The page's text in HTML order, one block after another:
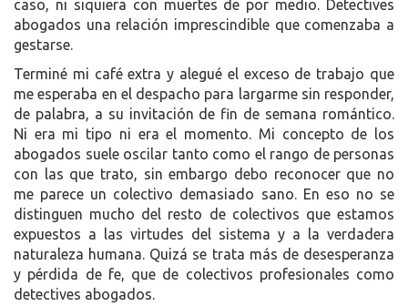
caso, ni siquiera con muertes de por medio. Detectives
abogados una relación imprescindible que comenzaba a
gestarse.
Terminé mi café extra y alegué el exceso de trabajo que
me esperaba en el despacho para largarme sin responder,
de palabra, a su invitación de fin de semana romántico.
Ni era mi tipo ni era el momento. Mi concepto de los
abogados suele oscilar tanto como el rango de personas
con las que trato, sin embargo debo reconocer que no
me parece un colectivo demasiado sano. En eso no se
distinguen mucho del resto de colectivos que estamos
expuestos a las virtudes del sistema y a la verdadera
naturaleza humana. Quizá se trata más de desesperanza
y pérdida de fe, que de colectivos profesionales como
detectives abogados.